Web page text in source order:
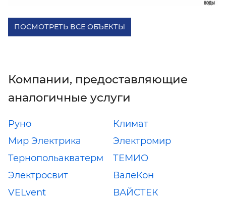
ПОСМОТРЕТЬ ВСЕ ОБЪЕКТЫ
Компании, предоставляющие
аналогичные услуги
Руно
Климат
Мир Электрика
Электромир
Тернопольакватерм
ТЕМИО
Электросвит
ВалеКон
VELvent
ВАЙСТЕК